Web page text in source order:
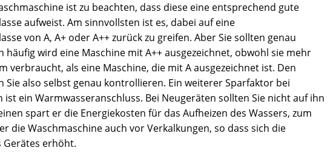
ist zu beachten, dass diese eine entsprechend gute
aufweist. Am sinnvollsten ist es, dabei auf eine
von A, A+ oder A++ zurück zu greifen. Aber Sie sollten genau
häufig wird eine Maschine mit A++ ausgezeichnet, obwohl sie mehr
verbraucht, als eine Maschine, die mit A ausgezeichnet ist. Den
Sie also selbst genau kontrollieren. Ein weiterer Sparfaktor bei
ist ein Warmwasseranschluss. Bei Neugeräten sollten Sie nicht auf ihn
spart er die Energiekosten für das Aufheizen des Wassers, zum
die Waschmaschine auch vor Verkalkungen, so dass sich die
Gerätes erhöht.